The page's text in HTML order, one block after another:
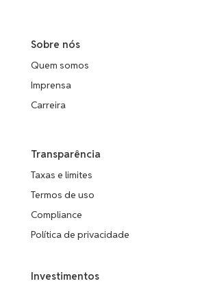
Sobre nós
Quem somos
Imprensa
Carreira
Transparência
Taxas e limites
Termos de uso
Compliance
Política de privacidade
Investimentos